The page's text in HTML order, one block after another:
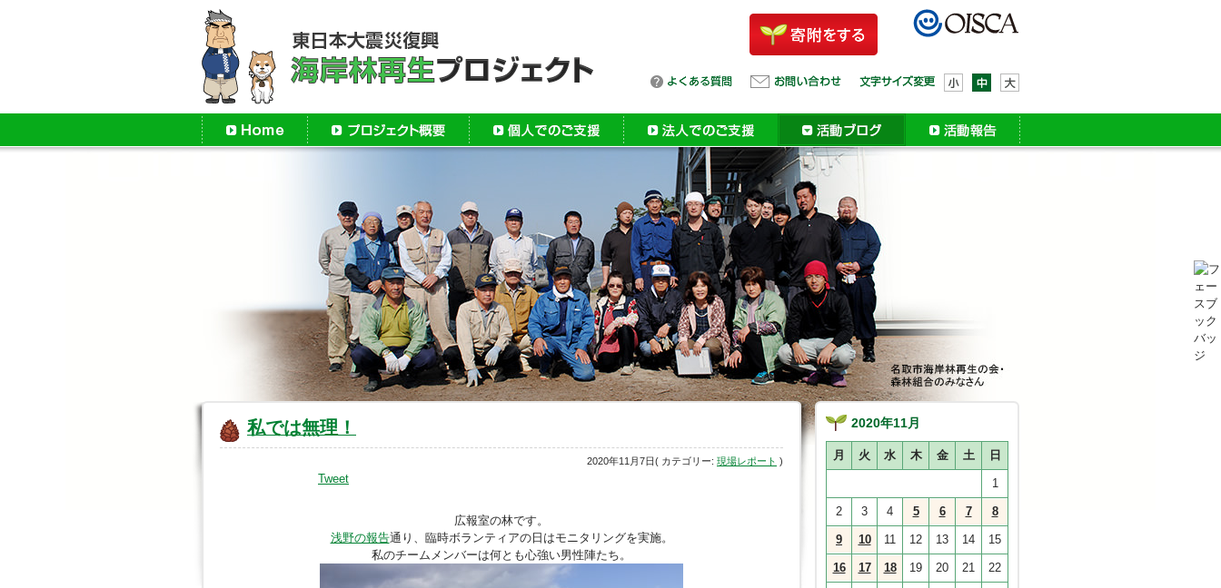
私では無理！
2020年11月7日( カテゴリー: 現場レポート )
Tweet
広報室の林です。
浅野の報告通り、臨時ボランティアの日はモニタリングを実施。
私のチームメンバーは何とも心強い男性陣たち。
2020年11月
月 火 水 木 金 土 日
1
2 3 4 5 6 7 8
9 10 11 12 13 14 15
16 17 18 19 20 21 22